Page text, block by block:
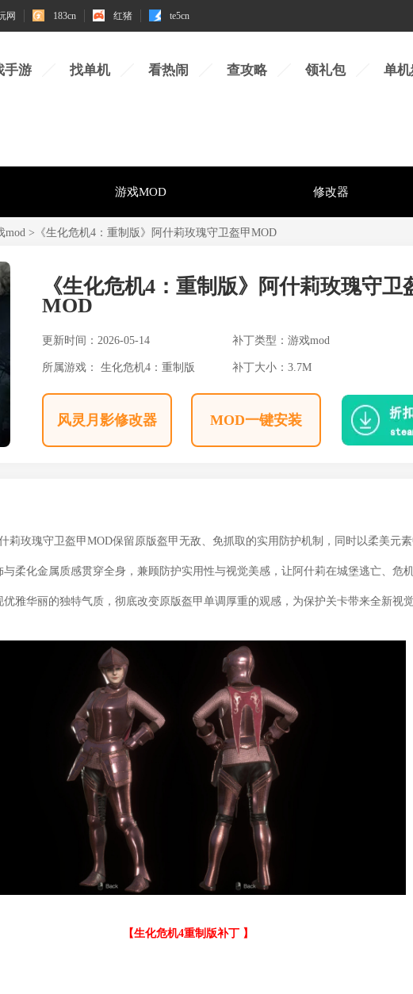
网 183cn 红猪 te5cn
手游 找单机 看热闹 查攻略 领礼包 单
游戏MOD 修改器
mod >《生化危机4：重制版》阿什莉玫瑰守卫盔甲MOD
《生化危机4：重制版》阿什莉玫瑰守卫
MOD
更新时间：2026-05-14 补丁类型：游戏mod
所属游戏： 生化危机4：重制版 补丁大小：3.7M
风灵月影修改器 MOD一键安装
莉玫瑰守卫盔甲MOD保留原版盔甲无敌、免抓取的实用防护机制，同时以柔美元
柔化金属质感贯穿全身，兼顾防护实用性与视觉美感，让阿什莉在城堡逃亡、危
雅华丽的独特气质，彻底改变原版盔甲单调厚重的观感，为保护关卡带来全新视觉
【生化危机4重制版补丁】